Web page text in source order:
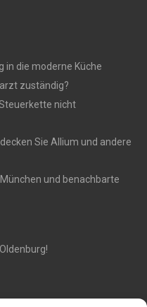
in die moderne Küche
zuständig?
nicht
Sie Allium und andere
und benachbarte